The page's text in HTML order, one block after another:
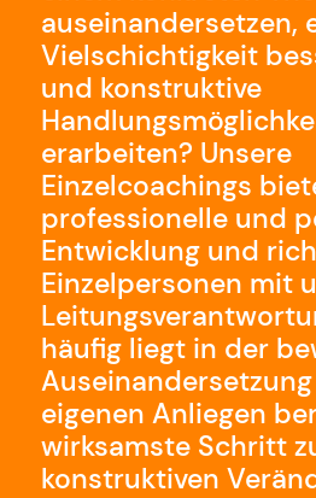
auseinandersetzen,
Vielschichtigkeit
und konstruktive
erarbeiten? Unsere
Einzelcoachings
professionelle und
Entwicklung und
Einzelpersonen mit
häufig liegt in der
eigenen Anliegen
wirksamste Schritt
konstruktiven